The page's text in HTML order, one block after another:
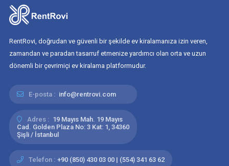
RentRovi, doğrudan ve güvenli bir şekilde ev kiralamanıza izin veren,
zamandan ve paradan tasarruf etmenize yardımcı olan orta ve uzun
dönemli bir çevrimiçi ev kiralama platformudur.
E-posta : info@rentrovi.com
Adres : 19 Mayıs Mah. 19 Mayıs
Cad. Golden Plaza No: 3 Kat: 1, 34360
Şişli / İstanbul
Telefon : +90 (850) 430 03 00 | (554) 341 63 62